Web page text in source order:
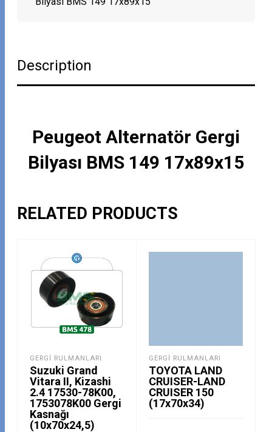
Description
Peugeot Alternatör Gergi
Bilyası BMS 149 17x89x15
RELATED PRODUCTS
GERGI RULMANLARI
Suzuki Grand
Vitara II, Kizashi
2.4 17530-78K00,
1753078K00 Gergi
Kasnağı
(10x70x24,5)
GERGI RULMANLARI
TOYOTA LAND
CRUISER-LAND
CRUISER 150
(17x70x34)